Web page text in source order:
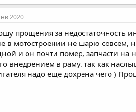
2020
прощения за недостаточность
в мотостроении не шарю совсем,
и он почти помер, запчасти на
внедрением в раму, так как
надо еще дохрена чего )